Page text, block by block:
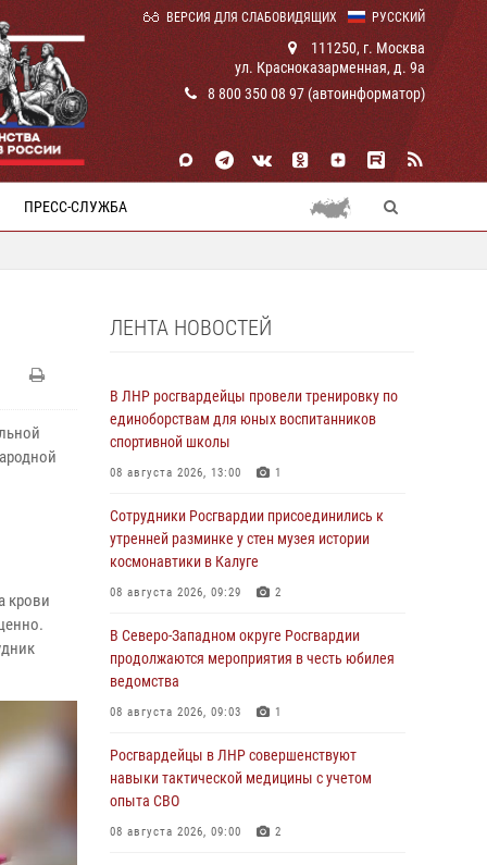
РУССКИЙ
ВЕРСИЯ ДЛЯ СЛАБОВИДЯЩИХ
111250, г. Москва
ул. Красноказарменная, д. 9а
8 800 350 08 97 (автоинформатор)
ПРЕСС-СЛУЖБА
крови
ЛЕНТА НОВОСТЕЙ
В ЛНР росгвардейцы провели тренировку по
единоборствам для юных воспитанников
спортивной школы
08 августа 2026, 13:00 1
Сотрудники Росгвардии присоединились к
утренней разминке у стен музея истории
космонавтики в Калуге
08 августа 2026, 09:29 2
В Северо-Западном округе Росгвардии
продолжаются мероприятия в честь юбилея
ведомства
08 августа 2026, 09:03 1
Росгвардейцы в ЛНР совершенствуют
навыки тактической медицины с учетом
опыта СВО
08 августа 2026, 09:00 2